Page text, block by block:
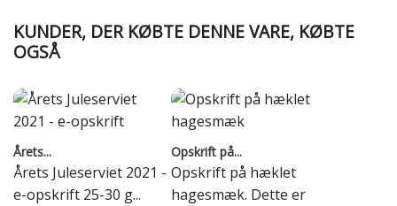
KUNDER, DER KØBTE DENNE VARE, KØBTE
OGSÅ
Årets...
Årets Juleserviet 2021 -
e-opskrift 25-30 g...
Opskrift på...
Opskrift på hæklet
hagesmæk. Dette er